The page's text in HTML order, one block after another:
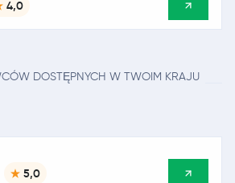
4,0
DOSTĘPNYCH W TWOIM KRAJU
5,0